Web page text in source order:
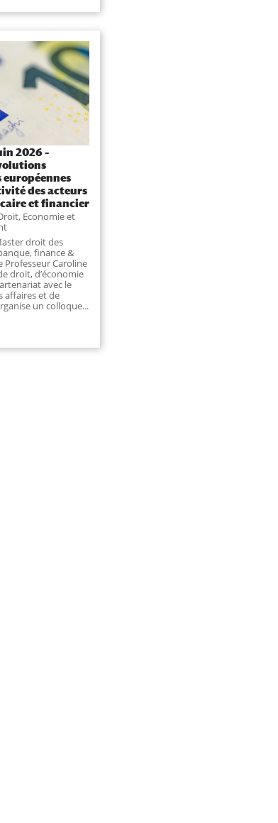
2026 –
des acteurs
et financier
Economie et
droit des
finance &
Professeur Caroline
droit, d’économie
avec le
affaires et de
un colloque...